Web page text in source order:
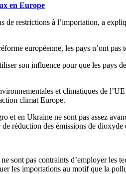
en Europe
restrictions à l’importation, a
européenne, les pays n’ont pas
son influence pour que les pays
et climatiques de
climat Europe.
et en Ukraine ne sont pas assez
réduction des émissions de dioxyde
sont pas contraints d’employer
les importations au motif que la